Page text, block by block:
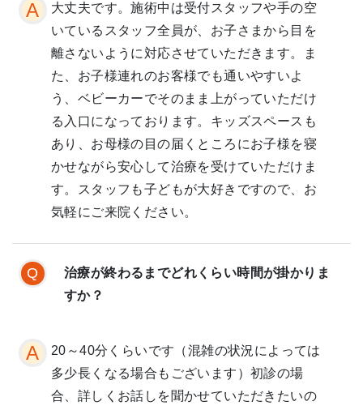
大丈夫です。施術中は受付スタッフや手の空
いているスタッフ全員が、お子さまから目を
離さないように対応させていただきます。ま
た、お子様連れのお客様でも通いやすいよ
う、ベビーカーでそのまま上がっていただけ
る入口になっております。キッズスペースも
あり、お母様の目の届くところにお子様を寝
かせながら安心して治療を受けていただけま
す。スタッフも子どもが大好きですので、お
気軽にご来院ください。
治療が終わるまでどれくらい時間が掛かりま
すか？
20～40分くらいです（混雑の状況によっては
多少長くなる場合もございます）初診の場
合、詳しくお話しを聞かせていただきたいの